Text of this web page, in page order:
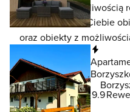
noclegów z możliwością
się - czekają na Ciebie
oraz obiekty z
9.9